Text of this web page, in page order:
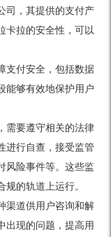
司，其提供的支付产
卡拉的安全性，可以
支付安全，包括数据
能够有效地保护用户
需要遵守相关的法律
进行自查，接受监管
风险事件等。这些监
的轨道上运行。
渠道供用户咨询和解
出现的问题，提高用